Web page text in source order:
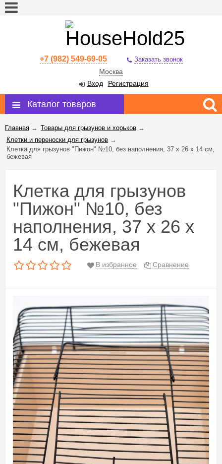
+7 (982) 549-69-05 Заказать звонок
Москва
Вход
Регистрация
Каталог товаров
Главная → Товары для грызунов и хорьков →
Клетки и переноски для грызунов →
Клетка для грызунов "Пижон" №10, без наполнения, 37 х 26 х 14 см,
бежевая
Клетка для грызунов
"Пижон" №10, без
наполнения, 37 х 26 х
14 см, бежевая
В избранное Сравнение